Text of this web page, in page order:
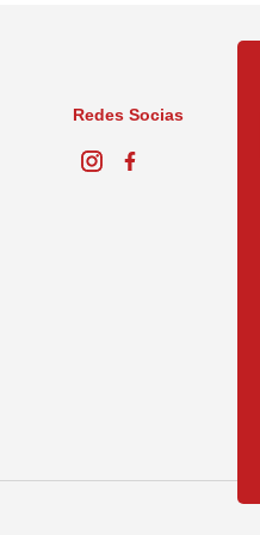
Redes Socias